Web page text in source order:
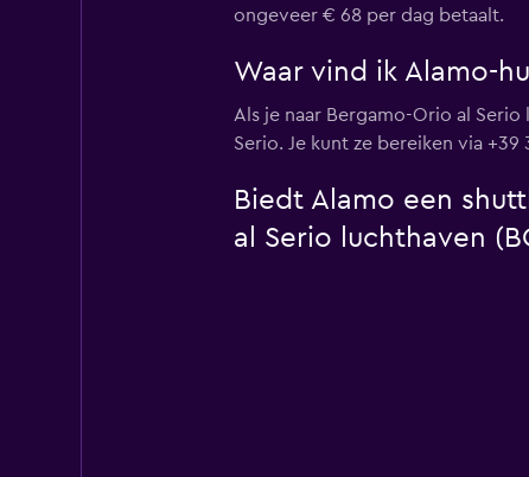
ongeveer € 68 per dag betaalt.
Waar vind ik Alamo-
Als je naar Bergamo-Orio al
Serio. Je kunt ze bereiken via +39
Biedt Alamo een
al Serio luchthaven